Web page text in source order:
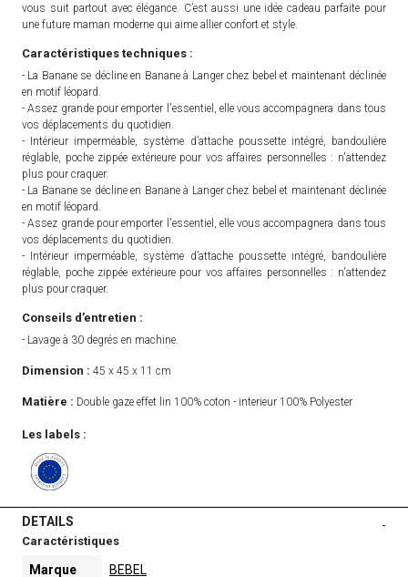
vous suit partout avec élégance. C’est aussi une idée cadeau parfaite pour
une future maman moderne qui aime allier confort et style.
Caractéristiques techniques :
- La Banane se décline en Banane à Langer chez bebel et maintenant déclinée
en motif léopard.
- Assez grande pour emporter l'essentiel, elle vous accompagnera dans tous
vos déplacements du quotidien.
- Intérieur imperméable, système d’attache poussette intégré, bandoulière
réglable, poche zippée extérieure pour vos affaires personnelles : n'attendez
plus pour craquer.
- La Banane se décline en Banane à Langer chez bebel et maintenant déclinée
en motif léopard.
- Assez grande pour emporter l'essentiel, elle vous accompagnera dans tous
vos déplacements du quotidien.
- Intérieur imperméable, système d’attache poussette intégré, bandoulière
réglable, poche zippée extérieure pour vos affaires personnelles : n'attendez
plus pour craquer.
Conseils d’entretien :
- Lavage à 30 degrés en machine.
Dimension : 45 x 45 x 11 cm
Matière : Double gaze effet lin 100% coton - interieur 100% Polyester
Les labels :
DETAILS -
Caractéristiques
Marque BEBEL